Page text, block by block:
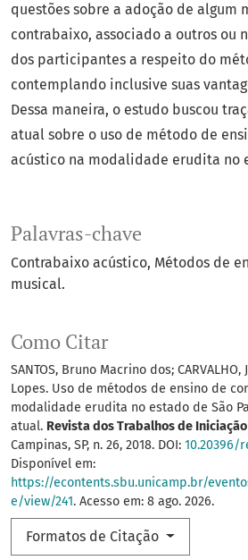
Palavras-chave
Contrabaixo acústico Métodos de
musical.
Como Citar
SANTOS, Bruno Macrino dos;
Lopes. Uso de métodos de ensino de
modalidade erudita no estado de São
atual. Revista dos Trabalhos de
Campinas, SP, n. 26, 2018. DOI: 10.20396/
Disponível em:
https://econtents.sbu.unicamp.br/
e/view/241. Acesso em: 8 ago. 2026.
Formatos de Citação
questões sobre a adoção de algum
contrabaixo, associado a outros ou
dos participantes a respeito do
contemplando inclusive suas
Dessa maneira, o estudo buscou
atual sobre o uso de método de
acústico na modalidade erudita no